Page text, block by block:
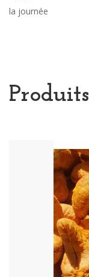
la journée
Produits